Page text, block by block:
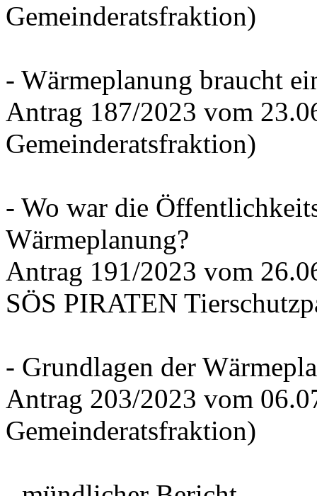
Gemeinderatsfraktion)
- Wärmeplanung braucht
Antrag 187/2023 vom
Gemeinderatsfraktion)
- Wo war die
Wärmeplanung?
Antrag 191/2023 vom
SÖS PIRATEN
- Grundlagen der
Antrag 203/2023 vom
Gemeinderatsfraktion)